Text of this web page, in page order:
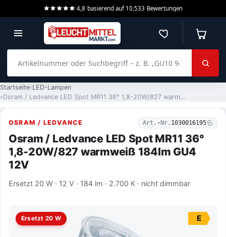
4,8 basierend auf 10.533 Bewertungen
Merkzettel
Startseite LED-Lampen
Osram / Ledvance LED Spot MR11 36° 1,8-20W/827 warmweiß 184lm GU4 12V
OSRAM / LEDVANCE Art.-Nr. 1030016195
Osram / Ledvance LED Spot MR11 36°
1,8-20W/827 warmweiß 184lm GU4
12V
Ersetzt 20 W · 12 V · 184 lm · 2.700 K · nicht dimmbar
Ersetzt 20 W E